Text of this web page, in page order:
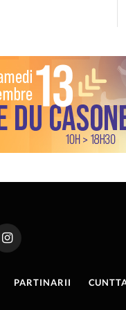
Instagram
PARTINARII